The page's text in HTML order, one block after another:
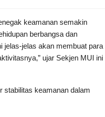
keamanan semakin
berbangsa dan
jelas-jelas akan membuat para
ujar Sekjen MUI ini
stabilitas keamanan dalam